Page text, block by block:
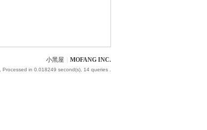
小黑屋 MOFANG INC.
, Processed in 0.018249 second(s), 14 queries .